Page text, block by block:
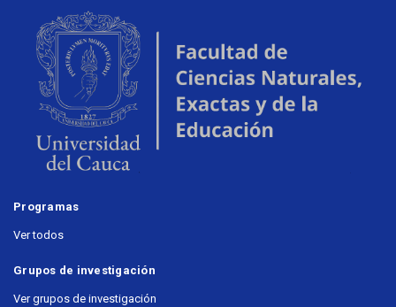
Programas
Ver todos
Grupos de investigación
Ver grupos de investigación